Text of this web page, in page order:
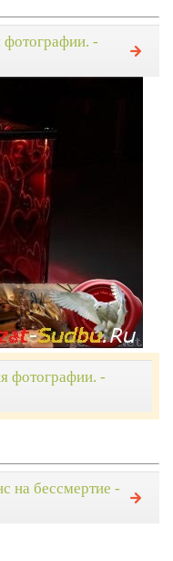
фотографии. -
фотографии. -
на бессмертие -